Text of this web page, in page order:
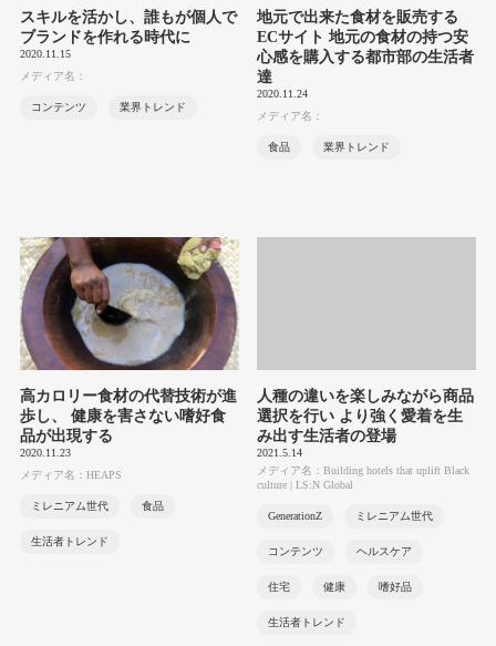
スキルを活かし、誰もが個人で
ブランドを作れる時代に
2020.11.15
メディア名：
コンテンツ 業界トレンド
地元で出来た食材を販売する
ECサイト 地元の食材の持つ安
心感を購入する都市部の生活者
達
2020.11.24
メディア名：
食品 業界トレンド
高カロリー食材の代替技術が進
歩し、 健康を害さない嗜好食
品が出現する
2020.11.23
メディア名：HEAPS
ミレニアム世代 食品
生活者トレンド
人種の違いを楽しみながら商品
選択を行い より強く愛着を生
み出す生活者の登場
2021.5.14
メディア名：Building hotels that uplift Black
culture | LS:N Global
GenerationZ ミレニアム世代
コンテンツ ヘルスケア
住宅 健康 嗜好品
生活者トレンド